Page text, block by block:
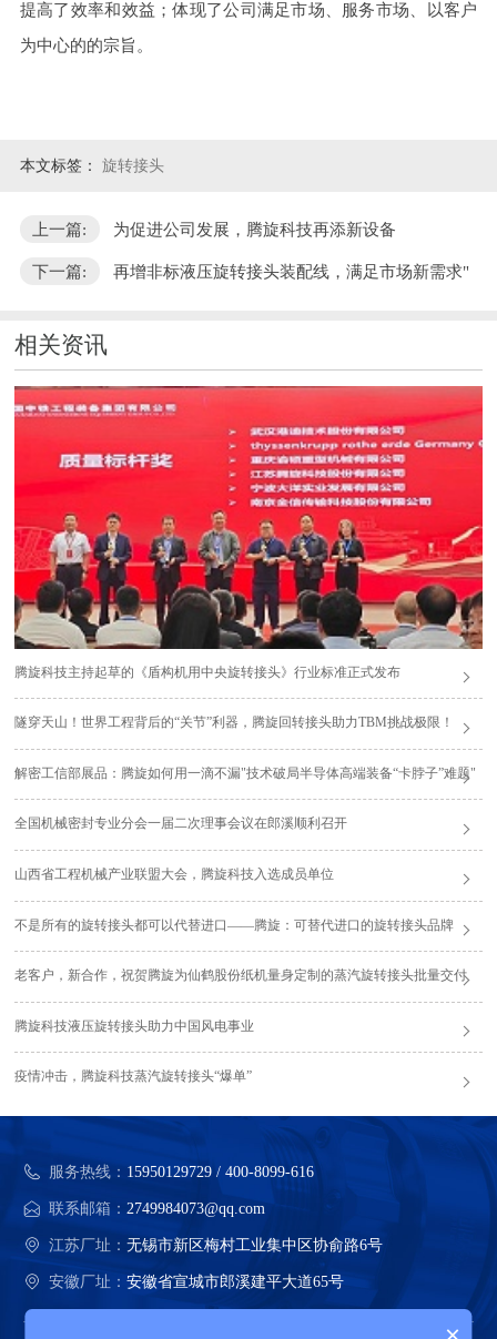
提高了效率和效益；体现了公司满足市场、服务市场、以客户
为中心的的宗旨。
本文标签： 旋转接头
上一篇: 为促进公司发展，腾旋科技再添新设备
下一篇: 再增非标液压旋转接头装配线，满足市场新需求"
相关资讯
腾旋科技主持起草的《盾构机用中央旋转接头》行业标准正式发布
隧穿天山！世界工程背后的“关节”利器，腾旋回转接头助力TBM挑战极限！
解密工信部展品：腾旋如何用一滴不漏"技术破局半导体高端装备“卡脖子”难题"
全国机械密封专业分会一届二次理事会议在郎溪顺利召开
山西省工程机械产业联盟大会，腾旋科技入选成员单位
不是所有的旋转接头都可以代替进口——腾旋：可替代进口的旋转接头品牌
老客户，新合作，祝贺腾旋为仙鹤股份纸机量身定制的蒸汽旋转接头批量交付
腾旋科技液压旋转接头助力中国风电事业
疫情冲击，腾旋科技蒸汽旋转接头“爆单”
服务热线： 15950129729 / 400-8099-616
联系邮箱： 2749984073@qq.com
江苏厂址：无锡市新区梅村工业集中区协俞路6号
安徽厂址：安徽省宣城市郎溪建平大道65号